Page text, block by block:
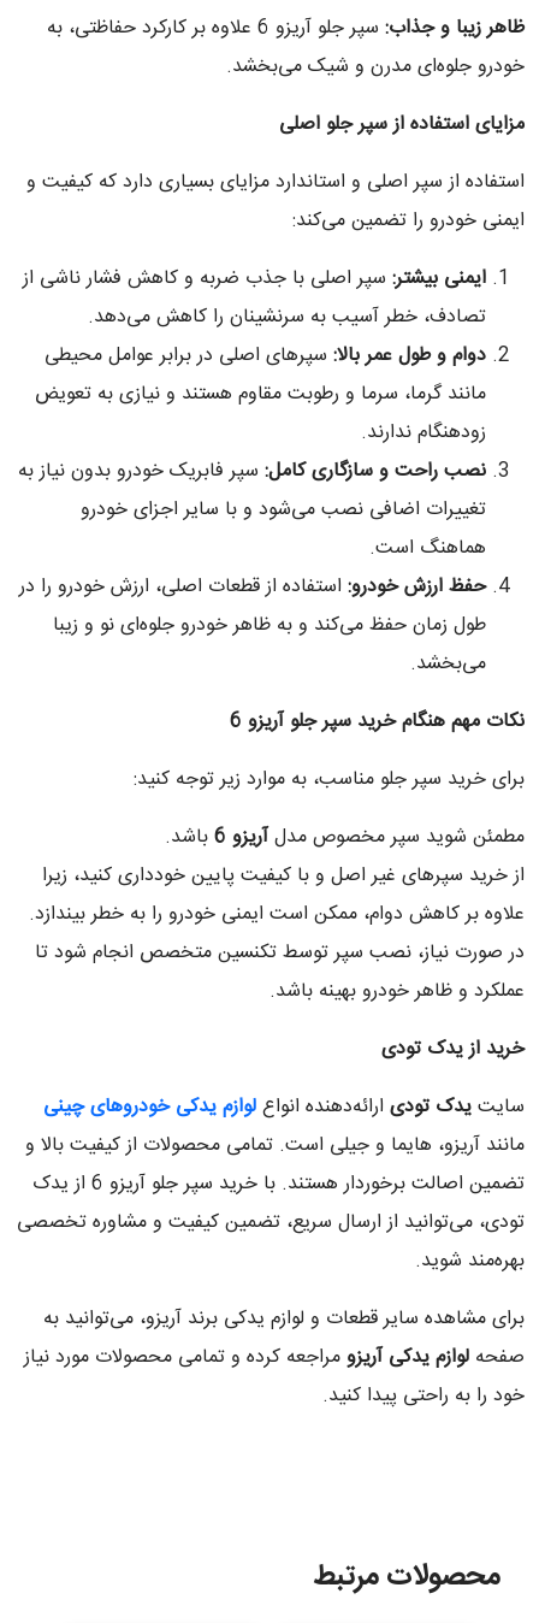
ظاهر زیبا و جذاب:
سپر جلو آریزو 6 علاوه بر کارکرد حفاظتی، به
خودرو جلوه‌ای مدرن و شیک می‌بخشد.
مزایای استفاده از سپر جلو اصلی
استفاده از سپر اصلی و استاندارد مزایای بسیاری دارد که کیفیت و
ایمنی خودرو را تضمین می‌کند:
ایمنی بیشتر: سپر اصلی با جذب ضربه و کاهش فشار ناشی از
تصادف، خطر آسیب به سرنشینان را کاهش می‌دهد.
دوام و طول عمر بالا: سپرهای اصلی در برابر عوامل محیطی
مانند گرما، سرما و رطوبت مقاوم هستند و نیازی به تعویض
زودهنگام ندارند.
نصب راحت و سازگاری کامل: سپر فابریک خودرو بدون نیاز به
تغییرات اضافی نصب می‌شود و با سایر اجزای خودرو
هماهنگ است.
حفظ ارزش خودرو: استفاده از قطعات اصلی، ارزش خودرو را در
طول زمان حفظ می‌کند و به ظاهر خودرو جلوه‌ای نو و زیبا
می‌بخشد.
نکات مهم هنگام خرید سپر جلو آریزو 6
برای خرید سپر جلو مناسب، به موارد زیر توجه کنید:
مطمئن شوید سپر مخصوص مدلآریزو 6
باشد.
از خرید سپرهای غیر اصل و با کیفیت پایین خودداری کنید، زیرا
علاوه بر کاهش دوام، ممکن است ایمنی خودرو را به خطر بیندازد.
در صورت نیاز، نصب سپر توسط تکنسین متخصص انجام شود تا
عملکرد و ظاهر خودرو بهینه باشد.
خرید از یدک تودی
سایتیدک تودی ارائه‌دهنده انواعلوازم یدکی خودروهای چینی
مانند آریزو، هایما و جیلی است. تمامی محصولات از کیفیت بالا و
تضمین اصالت برخوردار هستند. با خرید سپر جلو آریزو 6 از یدک
تودی، می‌توانید از ارسال سریع، تضمین کیفیت و مشاوره تخصصی
بهره‌مند شوید.
برای مشاهده سایر قطعات و لوازم یدکی برند آریزو، می‌توانید به
صفحه لوازم یدکی آریزومراجعه کرده و تمامی محصولات مورد نیاز
خود را به راحتی پیدا کنید.
محصولات مرتبط